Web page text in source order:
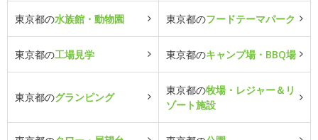
東京都の水族館・動物園 東京都のフードテーマパーク
東京都の工場見学 東京都のキャンプ場・BBQ場
東京都のグランピング
東京都の牧場・レジャー＆リ
ゾート施設